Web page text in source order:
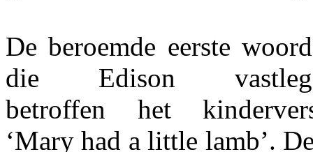
De beroemde eerste
die Edison
betroffen het
‘Mary had a little lamb’.